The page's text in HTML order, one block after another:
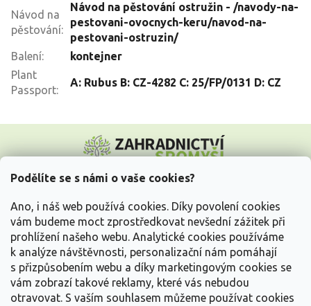
Podělíte se s námi o vaše cookies?
Ano, i náš web používá cookies. Díky povolení cookies
vám budeme moct zprostředkovat nevšední zážitek při
prohlížení našeho webu. Analytické cookies používáme
k analýze návštěvnosti, personalizační nám pomáhají
s přizpůsobením webu a díky marketingovým cookies se
vám zobrazí takové reklamy, které vás nebudou
otravovat. S vaším souhlasem můžeme používat cookies
Návod na
pěstování:
Návod na pěstování ostružin - /navody-na-
pestovani-ovocnych-keru/navod-na-
pestovani-ostruzin/
Balení:
kontejner
Plant
Passport:
A: Rubus B: CZ-4282 C: 25/FP/0131 D: CZ
p
Vše o nákupu
Informace pro Vás
Kontakujte nás